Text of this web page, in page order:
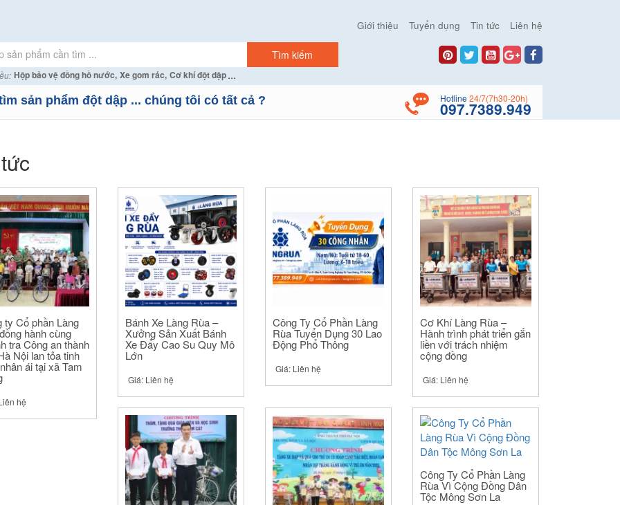
Giới thiệu Tuyển dụng Tin tức Liên hệ
Hộp bảo vệ đồng hồ nước, Xe gom rác, Cơ khí đột dập...
sản phẩm đột dập ... chúng tôi có tất cả ? Hotline 24/7(7h30-20h)
097.7389.949
ty Cổ phần Làng
hành cùng
tra Công an thành
Nội lan tỏa tinh
ái tại xã Tam
hệ
Bánh Xe Làng Rùa –
Xưởng Sản Xuất Bánh
Xe Đẩy Cao Su Quy Mô
Lớn
Giá: Liên hệ
Công Ty Cổ Phần Làng
Rùa Tuyển Dụng 30 Lao
Động Phổ Thông
Giá: Liên hệ
Cơ Khí Làng Rùa –
Hành trình phát triển gắn
liền với trách nhiệm
cộng đồng
Giá: Liên hệ
Công Ty Cổ Phần Làng
Rùa Vì Cộng Đồng Dân
Tộc Mông Sơn La